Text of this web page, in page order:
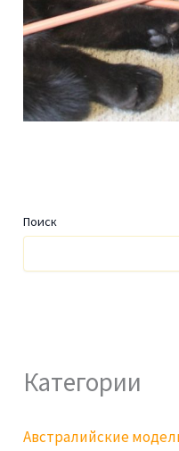
Поиск
Категории
Австралийские